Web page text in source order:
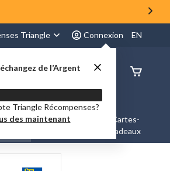
Triangle Connexion
de l’Argent
Triangle Récompenses?
des maintenant
EN
État de
et
Marques
Cartes-
cadeaux